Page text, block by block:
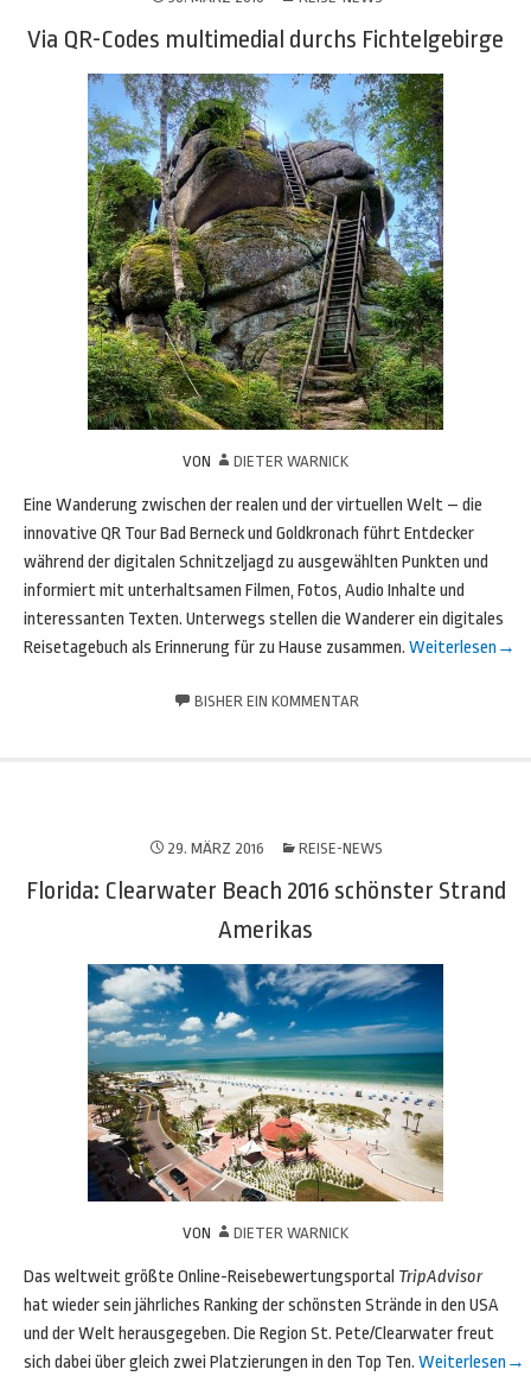
Via QR-Codes multimedial durchs Fichtelgebirge
VON DIETER WARNICK
Eine Wanderung zwischen der realen und der virtuellen Welt – die
innovative QR Tour Bad Berneck und Goldkronach führt Entdecker
während der digitalen Schnitzeljagd zu ausgewählten Punkten und
informiert mit unterhaltsamen Filmen, Fotos, Audio Inhalte und
interessanten Texten. Unterwegs stellen die Wanderer ein digitales
Reisetagebuch als Erinnerung für zu Hause zusammen. Weiterlesen →
BISHER EIN KOMMENTAR
29. MÄRZ 2016 REISE-NEWS
Florida: Clearwater Beach 2016 schönster Strand
Amerikas
VON DIETER WARNICK
Das weltweit größte Online-Reisebewertungsportal TripAdvisor
hat wieder sein jährliches Ranking der schönsten Strände in den USA
und der Welt herausgegeben. Die Region St. Pete/Clearwater freut
sich dabei über gleich zwei Platzierungen in den Top Ten. Weiterlesen →